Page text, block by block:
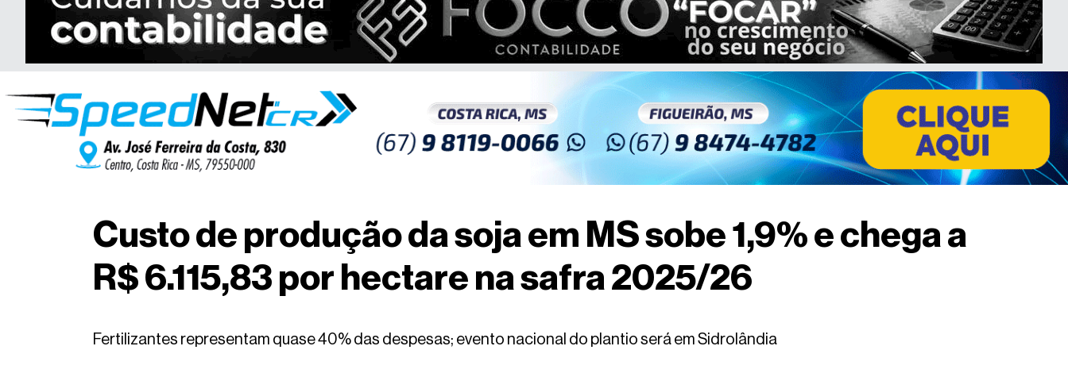
Buscar
Custo de produção da soja em MS sobe 1,9% e chega a
R$ 6.115,83 por hectare na safra 2025/26
Fertilizantes representam quase 40% das despesas; evento nacional do plantio será em Sidrolândia